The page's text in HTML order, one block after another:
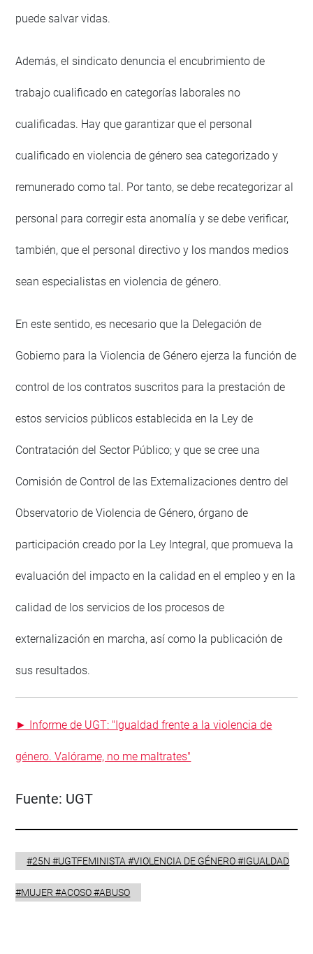
puede salvar vidas.
Además, el sindicato denuncia el encubrimiento de
trabajo cualificado en categorías laborales no
cualificadas. Hay que garantizar que el personal
cualificado en violencia de género sea categorizado y
remunerado como tal. Por tanto, se debe recategorizar al
personal para corregir esta anomalía y se debe verificar,
también, que el personal directivo y los mandos medios
sean especialistas en violencia de género.
En este sentido, es necesario que la Delegación de
Gobierno para la Violencia de Género ejerza la función de
control de los contratos suscritos para la prestación de
estos servicios públicos establecida en la Ley de
Contratación del Sector Público; y que se cree una
Comisión de Control de las Externalizaciones dentro del
Observatorio de Violencia de Género, órgano de
participación creado por la Ley Integral, que promueva la
evaluación del impacto en la calidad en el empleo y en la
calidad de los servicios de los procesos de
externalización en marcha, así como la publicación de
sus resultados.
► Informe de UGT: "Igualdad frente a la violencia de
género. Valórame, no me maltrates"
Fuente: UGT
#25N #UGTFEMINISTA #VIOLENCIA DE GÉNERO #IGUALDAD
#MUJER #ACOSO #ABUSO